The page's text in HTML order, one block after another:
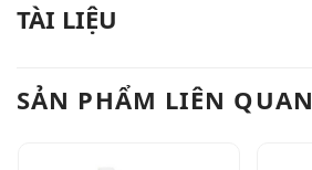
TÀI LIỆU
SẢN PHẨM LIÊN QUAN